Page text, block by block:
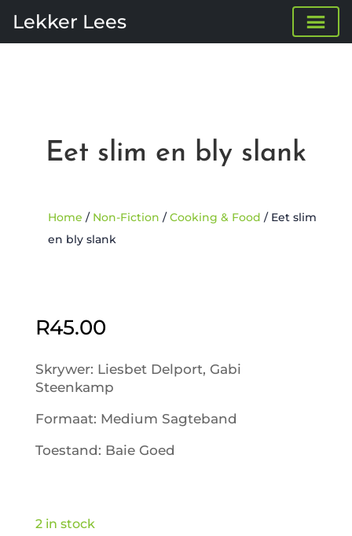
Lekker Lees
Eet slim en bly slank
Home / Non-Fiction / Cooking & Food / Eet slim
en bly slank
R45.00
Skrywer: Liesbet Delport, Gabi
Steenkamp
Formaat: Medium Sagteband
Toestand: Baie Goed
2 in stock